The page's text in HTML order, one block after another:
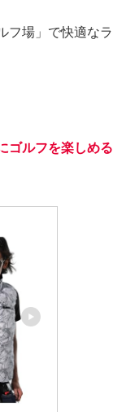
フ場」で快適なラ
ゴルフを楽しめる